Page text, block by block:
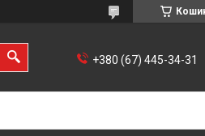
+380 (67) 445-34-31